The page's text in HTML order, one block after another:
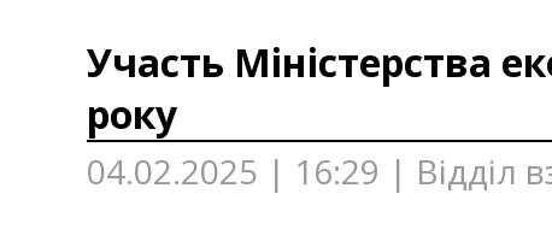
Участь Міністерства
року
04.02.2025 | 16:29 | Відділ